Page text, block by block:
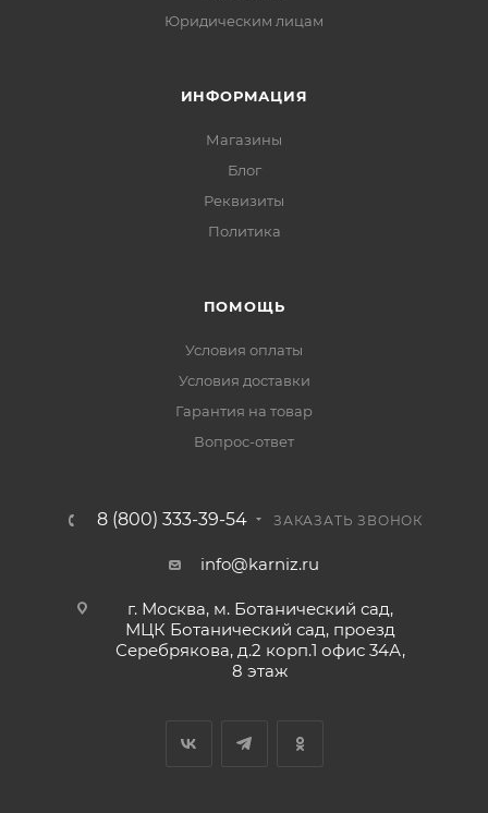
Юридическим лицам
ИНФОРМАЦИЯ
Магазины
Блог
Реквизиты
Политика
ПОМОЩЬ
Условия оплаты
Условия доставки
Гарантия на товар
Вопрос-ответ
8 (800) 333-39-54 ЗАКАЗАТЬ ЗВОНОК
info@karniz.ru
г. Москва, м. Ботанический сад,
МЦК Ботанический сад, проезд
Серебрякова, д.2 корп.1 офис 34А,
8 этаж